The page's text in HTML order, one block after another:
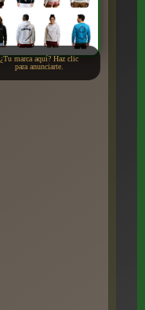
¿Tu marca aquí? Haz clic
para anunciarte.